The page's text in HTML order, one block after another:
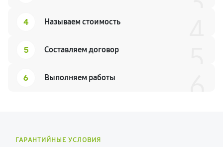
4 Называем стоимость
5 Составляем договор
6 Выполняем работы
ГАРАНТИЙНЫЕ УСЛОВИЯ